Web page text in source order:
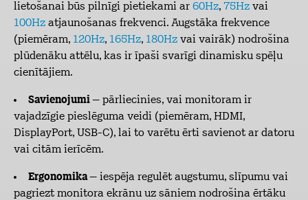
lietošanai būs pilnīgi pietiekami ar 60Hz, 75Hz vai
100Hz atjaunošanas frekvenci. Augstāka frekvence
(piemēram, 120Hz, 165Hz, 180Hz vai vairāk) nodrošina
plūdenāku attēlu, kas ir īpaši svarīgi dinamisku spēļu
cienītājiem.
Savienojumi– pārliecinies, vai monitoram ir
vajadzīgie pieslēguma veidi (piemēram, HDMI,
DisplayPort, USB-C), lai to varētu ērti savienot ar datoru
vai citām ierīcēm.
Ergonomika– iespēja regulēt augstumu, slīpumu vai
pagriezt monitora ekrānu uz sāniem nodrošina ērtāku